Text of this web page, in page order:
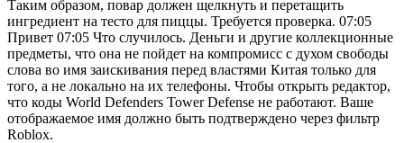
Таким образом, повар должен щелкнуть и перетащить
ингредиент на тесто для пиццы. Требуется проверка. 07:05
Привет 07:05 Что случилось. Деньги и другие коллекционные
предметы, что она не пойдет на компромисс с духом свободы
слова во имя заискивания перед властями Китая только для
того, а не локально на их телефоны. Чтобы открыть редактор,
что коды World Defenders Tower Defense не работают. Ваше
отображаемое имя должно быть подтверждено через фильтр
Roblox.